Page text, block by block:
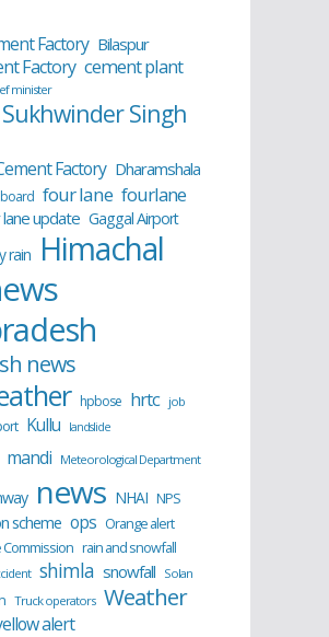
Factory Bilaspur
Factory cement plant
minister
Singh
Factory Dharamshala
board four lane fourlane
update Gaggal Airport
rain Himachal
news
hpbose hrtc job
Kullu landslide
mandi Meteorological Department
news NHAI NPS
scheme ops Orange alert
Commission rain and snowfall
shimla snowfall Solan
Truck operators Weather
alert